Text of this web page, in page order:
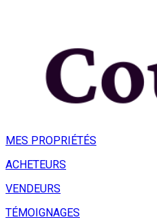
MES PROPRIÉTÉS
ACHETEURS
VENDEURS
TÉMOIGNAGES